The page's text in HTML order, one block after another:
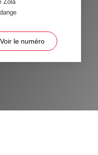
Zola
Voir le numéro